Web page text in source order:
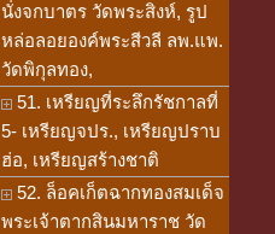
นั่งจกบาตร วัดพระสิงห์, รูป
หล่อลอยองค์พระสีวลี ลพ.แพ.
วัดพิกุลทอง,
51. เหรียญที่ระลึกรัชกาลที่
5- เหรียญจปร., เหรียญปราบ
ฮ่อ, เหรียญสร้างชาติ
52. ล็อคเก็ตฉากทองสมเด็จ
พระเจ้าตากสินมหาราช วัด